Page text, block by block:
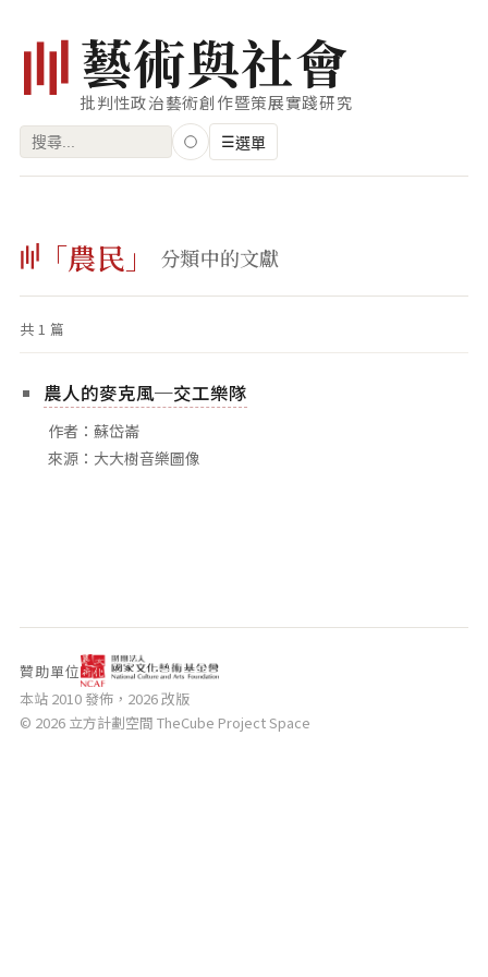
藝術與社會
批判性政治藝術創作暨策展實踐研究
搜
字:
☰選單
藝術家
創作類型
專題
索引
關鍵字
標籤雲
「農民」 分類中的文獻
共 1 篇
農人的麥克風─交工樂隊
作者：蘇岱崙
來源：大大樹音樂圖像
贊助單位
本站 2010 發佈，2026 改版
© 2026 立方計劃空間 TheCube Project Space